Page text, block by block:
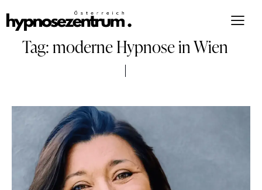
Tag: moderne Hypnose in Wien